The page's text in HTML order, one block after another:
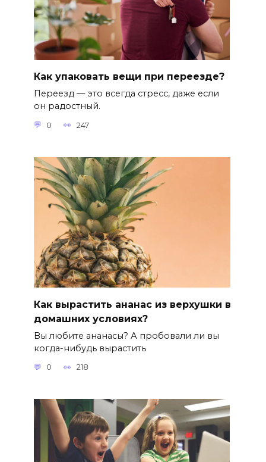
Как упаковать вещи при переезде?
Переезд — это всегда стресс, даже если
он радостный.
0 247
Как вырастить ананас из верхушки в
домашних условиях?
Вы любите ананасы? А пробовали ли вы
когда-нибудь вырастить
0 218